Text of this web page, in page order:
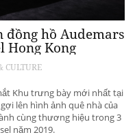
đồng hồ Audemars
Hong Kong
CULTURE
Khu trưng bày mới nhất tại
lên hình ảnh quê nhà của
cùng thương hiệu trong 3
năm 2019.